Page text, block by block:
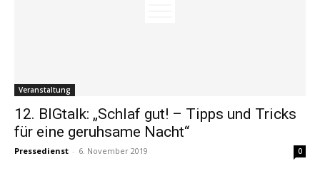
Veranstaltung
12. BIGtalk: „Schlaf gut! – Tipps und Tricks
für eine geruhsame Nacht“
Pressedienst - 6. November 2019 0